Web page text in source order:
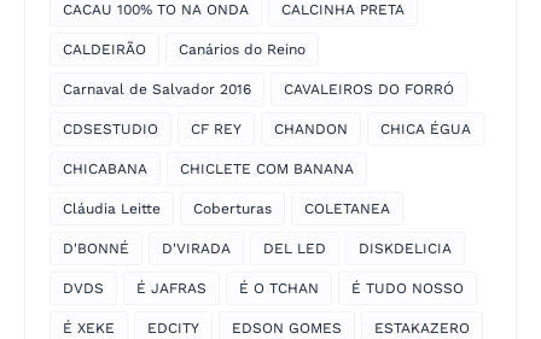
CACAU 100% TO NA ONDA CALCINHA PRETA
CALDEIRÃO Canários do Reino
Carnaval de Salvador 2016 CAVALEIROS DO FORRÓ
CDSESTUDIO CF REY CHANDON CHICA ÉGUA
CHICABANA CHICLETE COM BANANA
Cláudia Leitte Coberturas COLETANEA
D'BONNÉ D'VIRADA DEL LED DISKDELICIA
DVDS É JAFRAS É O TCHAN É TUDO NOSSO
É XEKE EDCITY EDSON GOMES ESTAKAZERO